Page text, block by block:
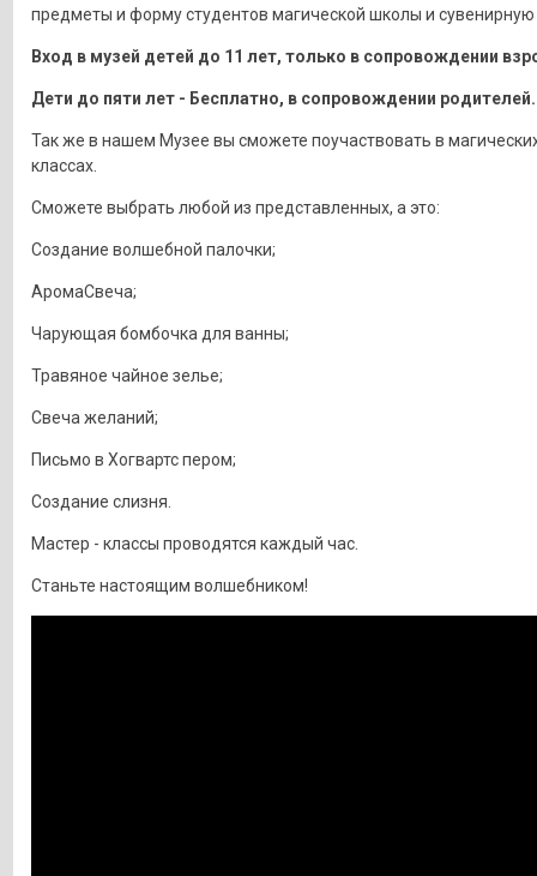
предметы и форму студентов магической школы и
Вход в музей детей до 11 лет, только в сопровождении
Дети до пяти лет - Бесплатно, в сопровождении родителей.
Так же в нашем Музее вы сможете поучаствовать в
классах.
Сможете выбрать любой из представленных, а это:
Создание волшебной палочки;
АромаСвеча;
Чарующая бомбочка для ванны;
Травяное чайное зелье;
Свеча желаний;
Письмо в Хогвартс пером;
Создание слизня.
Мастер - классы проводятся каждый час.
Станьте настоящим волшебником!